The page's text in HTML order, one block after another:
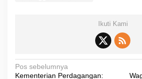
Ikuti Kami
N
Pos sebelumnya
Kementerian Perdagangan: